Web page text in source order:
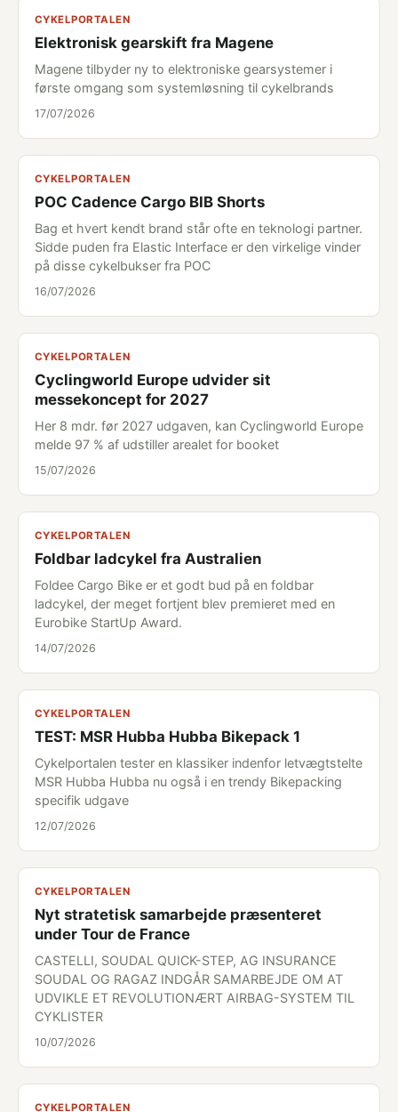
CYKELPORTALEN
Elektronisk gearskift fra Magene
Magene tilbyder ny to elektroniske gearsystemer i
første omgang som systemløsning til cykelbrands
17/07/2026
CYKELPORTALEN
POC Cadence Cargo BIB Shorts
Bag et hvert kendt brand står ofte en teknologi partner.
Sidde puden fra Elastic Interface er den virkelige vinder
på disse cykelbukser fra POC
16/07/2026
CYKELPORTALEN
Cyclingworld Europe udvider sit
messekoncept for 2027
Her 8 mdr. før 2027 udgaven, kan Cyclingworld Europe
melde 97 % af udstiller arealet for booket
15/07/2026
CYKELPORTALEN
Foldbar ladcykel fra Australien
Foldee Cargo Bike er et godt bud på en foldbar
ladcykel, der meget fortjent blev premieret med en
Eurobike StartUp Award.
14/07/2026
CYKELPORTALEN
TEST: MSR Hubba Hubba Bikepack 1
Cykelportalen tester en klassiker indenfor letvægtstelte
MSR Hubba Hubba nu også i en trendy Bikepacking
specifik udgave
12/07/2026
CYKELPORTALEN
Nyt stratetisk samarbejde præsenteret
under Tour de France
CASTELLI, SOUDAL QUICK-STEP, AG INSURANCE
SOUDAL OG RAGAZ INDGÅR SAMARBEJDE OM AT
UDVIKLE ET REVOLUTIONÆRT AIRBAG-SYSTEM TIL
CYKLISTER
10/07/2026
CYKELPORTALEN